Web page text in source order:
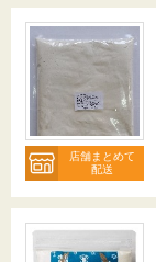
店舗まとめて
配送